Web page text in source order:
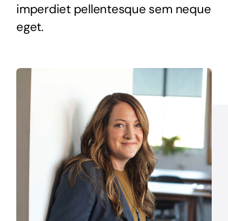
imperdiet pellentesque sem neque
eget.